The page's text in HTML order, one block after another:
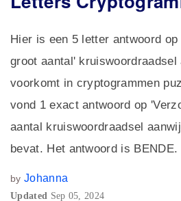
Hier is een 5 letter antwoord
groot aantal' kruiswoordraadsel
voorkomt in cryptogrammen
vond 1 exact antwoord op
aantal kruiswoordraadsel
bevat. Het antwoord is BENDE.
by Johanna
Updated Sep 05, 2024